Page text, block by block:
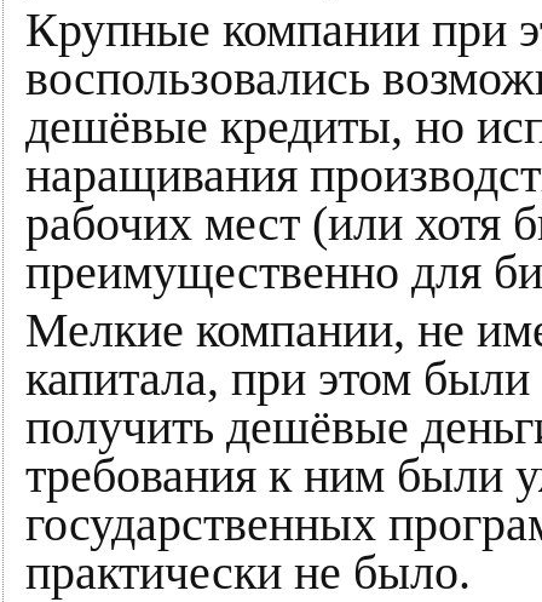
Крупные компании при
воспользовались
дешёвые кредиты, но
наращивания
рабочих мест (или хотя
преимущественно для
Мелкие компании, не
капитала, при этом
получить дешёвые
требования к ним были
государственных
практически не было.